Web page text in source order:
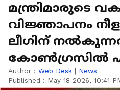
മന്ത്രിമാരുടെ
വിജ്ഞാപനം
ലീഗിന്
കോൺഗ്രസിൽ
Author : Web Desk | News
Published : May 18 2026, 10:41